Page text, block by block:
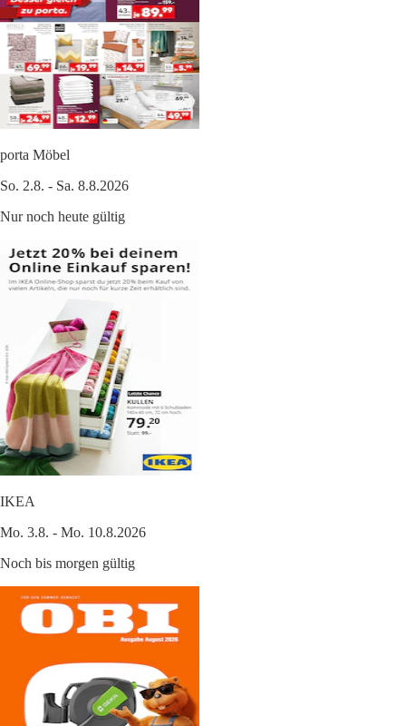
porta Möbel
So. 2.8. - Sa. 8.8.2026
Nur noch heute gültig
IKEA
Mo. 3.8. - Mo. 10.8.2026
Noch bis morgen gültig